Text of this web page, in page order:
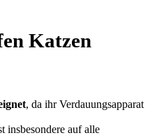
Katzen
, da ihr Verdauungsapparat
insbesondere auf alle